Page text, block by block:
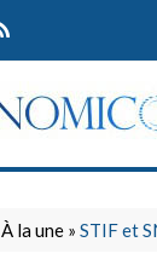
À la une » STIF et